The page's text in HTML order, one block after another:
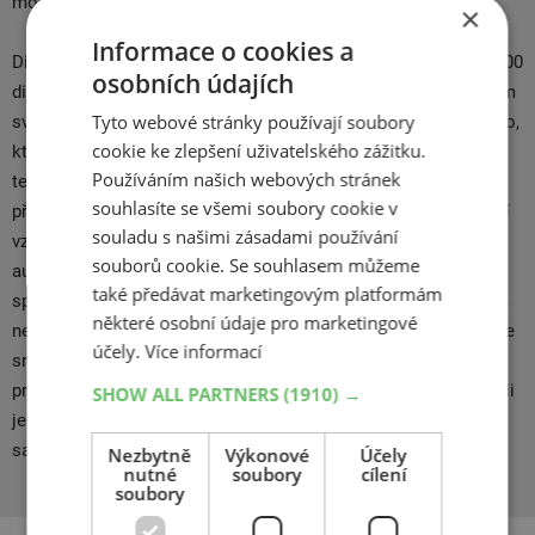
Distribuce pneumatik Pirelli zahrnuje 160 zemí a síť téměř 10000
distributorů. Společnost Pirelli se skládá z 25 továren po celém
světě. V Miláně je nejdůležitější výzkumné a vývojové středisko,
které řídí ostatní továrny v různých zemích. Díky
technologickému zaměření se společnost Pirelli sjednotila s
předními výrobci automobilů a motocyklů, díky tomuto spojení
vzešlo velké množství homologací pro modely luxusních
automobilových firem. Pirelli se především soustředí na vývoj
sportovních a výkoných pneumatik. V současné době je pátým
největším světovým producentem na trhu pneumatik. Vyniká ve
směru technologických a výzkumných schopnostech a
profesionálních dovednostech zaměstnanců. Společnost Pirelli
je obrovský mezinárodní podnik s dlouhouletou tradicí, která
sahá daleko do minulého století.
×
Informace o cookies a
osobních údajích
Tyto webové stránky používají soubory
cookie ke zlepšení uživatelského zážitku.
Používáním našich webových stránek
souhlasíte se všemi soubory cookie v
souladu s našimi zásadami používání
souborů cookie. Se souhlasem můžeme
také předávat marketingovým platformám
některé osobní údaje pro marketingové
účely.Více informací
SHOW ALL PARTNERS(1910) →
Nezbytně
nutné
soubory
Výkonové
soubory
Účely
cílení